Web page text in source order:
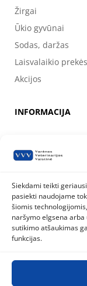
Siekdami teikti
pasiekti naudojame
šiomis
naršymo elgsena
sutikimo atšaukimas
funkcijas.
Žirgai
Ūkio gyvūnai
Sodas, daržas
Laisvalaikio prekės
Akcijos
INFORMACIJA
Kontaktai